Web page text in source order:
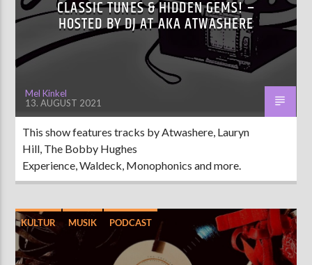
CLASSIC TUNES & HIDDEN GEMS! –
HOSTED BY DJ AT AKA ATWASHERE
Mel Kinkel
13. AUGUST 2021
This show features tracks by Atwashere, Lauryn
Hill, The Bobby Hughes
Experience, Waldeck, Monophonics and more.
KULTUR MUSIK PODCAST